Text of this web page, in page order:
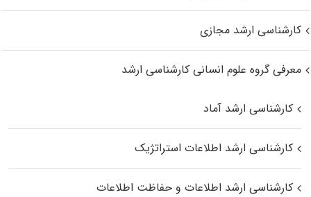
کارشناسی ارشد مجازی
معرفی گروه علوم انسانی کارشناسی ارشد
کارشناسی ارشد آماد
کارشناسی ارشد اطلاعات استراتژیک
کارشناسی ارشد اطلاعات و حفاظت اطلاعات